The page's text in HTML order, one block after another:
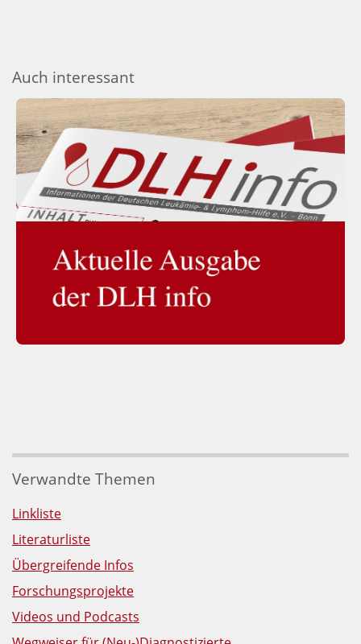
Auch interessant
Verwandte Themen
Linkliste
Literaturliste
Übergreifende Infos
Forschungsprojekte
Videos und Podcasts